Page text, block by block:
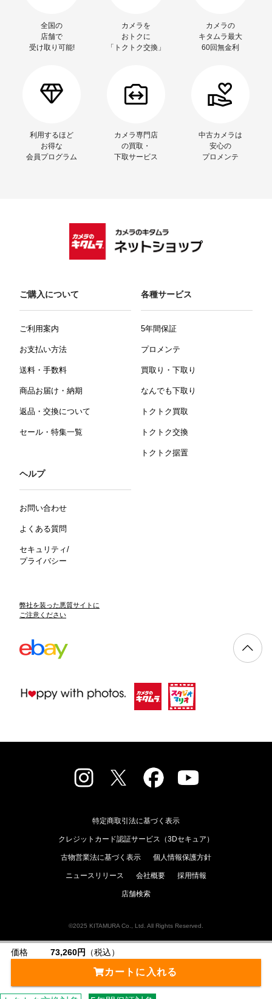
価格 73,260円 （税込）
カートに入れる
全国の
店舗で
受け取り可能!
カメラを
おトクに
「トクトク交換」
カメラの
キタムラ最大
60回無金利
利用するほど
お得な
会員プログラム
カメラ専門店
の買取・
下取サービス
中古カメラは
安心の
プロメンテ
ご購入について
ご利用案内
お支払い方法
送料・手数料
商品お届け・納期
返品・交換について
セール・特集一覧
各種サービス
5年間保証
プロメンテ
買取り・下取り
なんでも下取り
トクトク買取
トクトク交換
トクトク据置
ヘルプ
お問い合わせ
よくある質問
セキュリティ/
プライバシー
弊社を装った悪質サイトに
ご注意ください
特定商取引法に基づく表示
クレジットカード認証サービス（3Dセキュア）
古物営業法に基づく表示 個人情報保護方針
ニュースリリース 会社概要 採用情報
店舗検索
©2025 KITAMURA Co., Ltd. All Rights Reserved.